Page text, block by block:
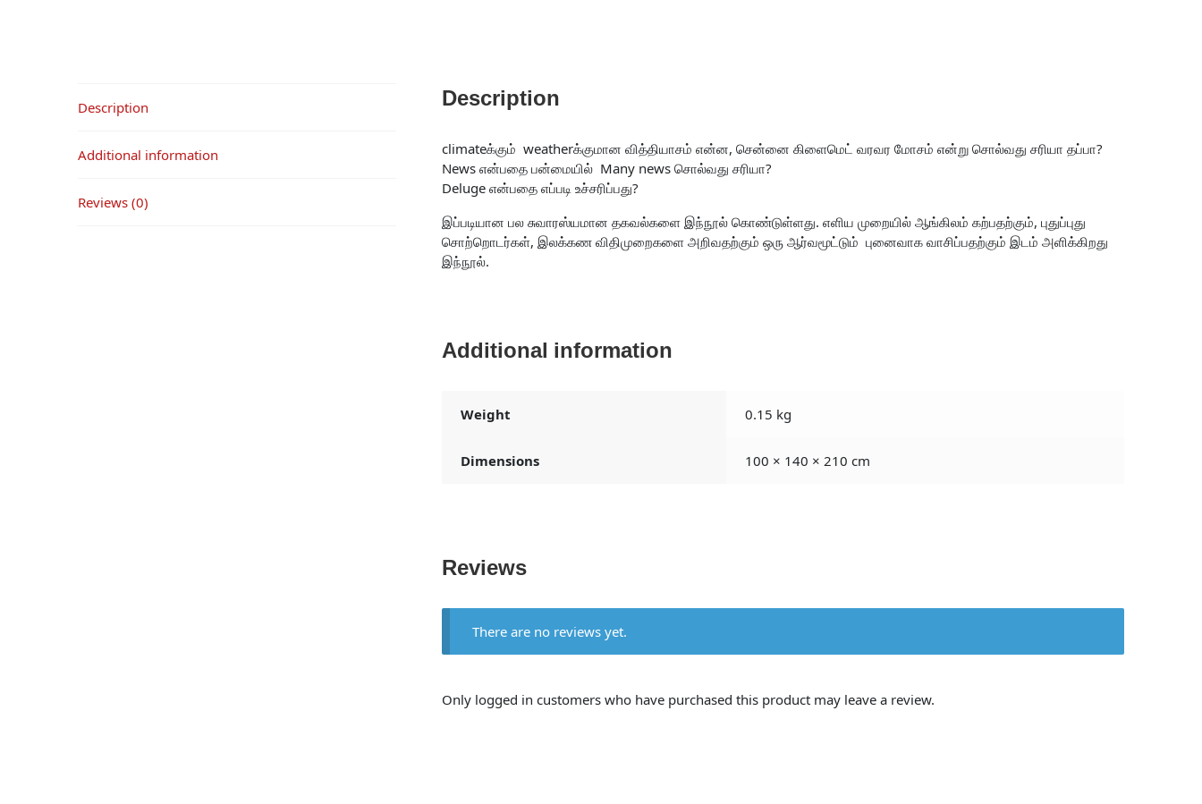
Description
Additional information
Reviews (0)
Description
climateக்கும் weatherக்குமான வித்தியாசம் என்ன, சென்னை கிளைமெட் வரவர மோசம் என்று சொல்வது சரியா தப்பா?
News என்பதை பன்மையில் Many news சொல்வது சரியா?
Deluge என்பதை எப்படி உச்சரிப்பது?
இப்படியான பல சுவாரஸ்யமான தகவல்களை இந்நூல் கொண்டுள்ளது. எளிய முறையில் ஆங்கிலம் கற்பதற்கும், புதுப்புது
சொற்றொடர்கள், இலக்கண விதிமுறைகளை அறிவதற்கும் ஒரு ஆர்வமூட்டும் புனைவாக வாசிப்பதற்கும் இடம் அளிக்கிறது
இந்நூல்.
Additional information
Weight 0.15 kg
Dimensions 100 × 140 × 210 cm
Reviews
There are no reviews yet.
Only logged in customers who have purchased this product may leave a review.